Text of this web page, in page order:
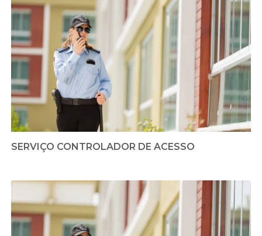
SERVIÇO CONTROLADOR DE ACESSO